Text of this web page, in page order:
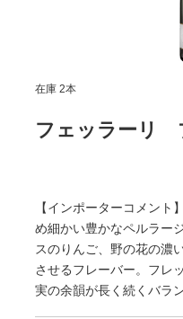
在庫 2本
フェッラーリ
【インポーターコメント
め細かい豊かなペルラー
スのりんご、野の花の濃
させるフレーバー。フレ
実の余韻が長く続くバラ